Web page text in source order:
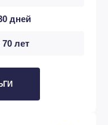
дней
лет